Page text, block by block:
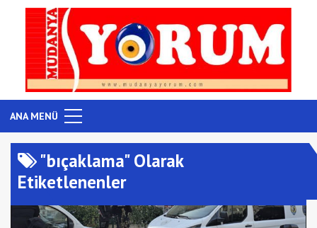
ANA MENÜ
"bıçaklama" Olarak
Etiketlenenler